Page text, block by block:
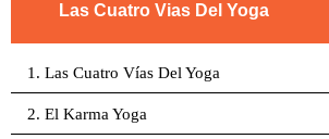
Las Cuatro Vias Del Yoga
1. Las Cuatro Vías Del Yoga
2. El Karma Yoga